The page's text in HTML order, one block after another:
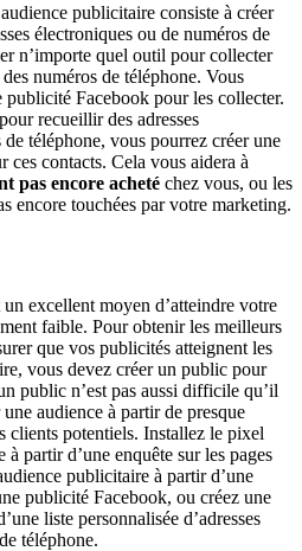
publicitaire consiste à créer
électroniques ou de numéros de
n’importe quel outil pour collecter
numéros de téléphone. Vous
Facebook pour les collecter.
recueillir des adresses
téléphone, vous pourrez créer une
ces contacts. Cela vous aidera à
pas encore acheté chez vous, ou les
encore touchées par votre marketing.
excellent moyen d’atteindre votre
faible. Pour obtenir les meilleurs
que vos publicités atteignent les
vous devez créer un public pour
public n’est pas aussi difficile qu’il
audience à partir de presque
clients potentiels. Installez le pixel
partir d’une enquête sur les pages
publicitaire à partir d’une
publicité Facebook, ou créez une
liste personnalisée d’adresses
téléphone.